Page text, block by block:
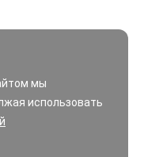
мы
использовать